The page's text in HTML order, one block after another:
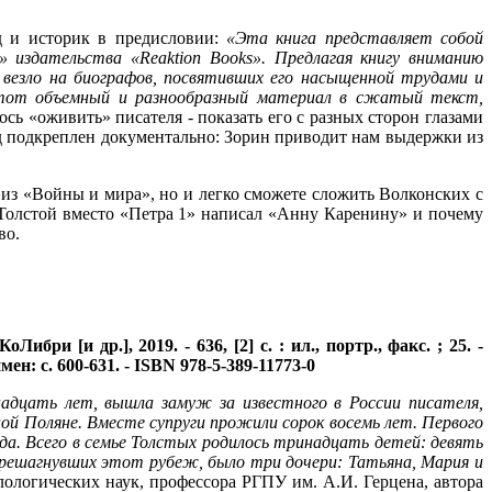
и историк в предисловии: «Эта книга представляет собой
издательства «Reaktion Books». Предлагая книгу вниманию
на биографов, посвятивших его насыщенной трудами и
объемный и разнообразный материал в сжатый текст,
«оживить» писателя - показать его с разных сторон глазами
документально: Зорин приводит нам выдержки из
«Войны и мира», но и легко сможете сложить Волконских с
вместо «Петра 1» написал «Анну Каренину» и почему
[и др.], 2019. - 636, [2] с. : ил., портр., факс. ; 25. -
с. 600-631. - ISBN 978-5-389-11773-0
лет, вышла замуж за известного в России писателя,
Поляне. Вместе супруги прожили сорок восемь лет. Первого
Всего в семье Толстых родилось тринадцать детей: девять
этот рубеж, было три дочери: Татьяна, Мария и
наук, профессора РГПУ им. А.И. Герцена, автора